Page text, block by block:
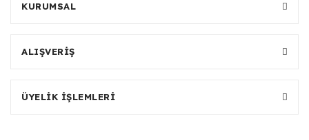
KURUMSAL
ALIŞVERİŞ
ÜYELİK İŞLEMLERİ